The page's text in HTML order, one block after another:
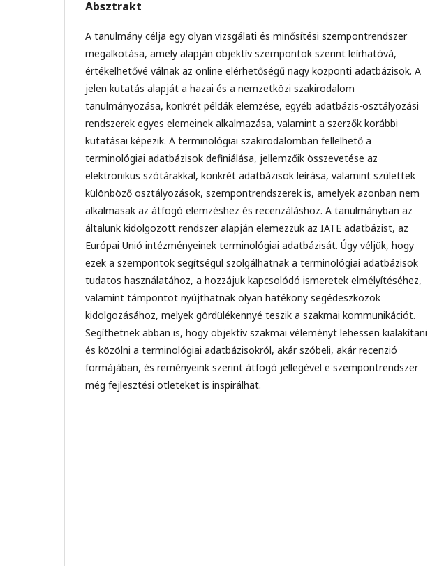
Absztrakt
A tanulmány célja egy olyan vizsgálati és minősítési szempontrendszer
megalkotása, amely alapján objektív szempontok szerint leírhatóvá,
értékelhetővé válnak az online elérhetőségű nagy központi adatbázisok. A
jelen kutatás alapját a hazai és a nemzetközi szakirodalom
tanulmányozása, konkrét példák elemzése, egyéb adatbázis-osztályozási
rendszerek egyes elemeinek alkalmazása, valamint a szerzők korábbi
kutatásai képezik. A terminológiai szakirodalomban fellelhető a
terminológiai adatbázisok definiálása, jellemzőik összevetése az
elektronikus szótárakkal, konkrét adatbázisok leírása, valamint születtek
különböző osztályozások, szempontrendszerek is, amelyek azonban nem
alkalmasak az átfogó elemzéshez és recenzáláshoz. A tanulmányban az
általunk kidolgozott rendszer alapján elemezzük az IATE adatbázist, az
Európai Unió intézményeinek terminológiai adatbázisát. Úgy véljük, hogy
ezek a szempontok segítségül szolgálhatnak a terminológiai adatbázisok
tudatos használatához, a hozzájuk kapcsolódó ismeretek elmélyítéséhez,
valamint támpontot nyújthatnak olyan hatékony segédeszközök
kidolgozásához, melyek gördülékennyé teszik a szakmai kommunikációt.
Segíthetnek abban is, hogy objektív szakmai véleményt lehessen kialakítani
és közölni a terminológiai adatbázisokról, akár szóbeli, akár recenzió
formájában, és reményeink szerint átfogó jellegével e szempontrendszer
még fejlesztési ötleteket is inspirálhat.